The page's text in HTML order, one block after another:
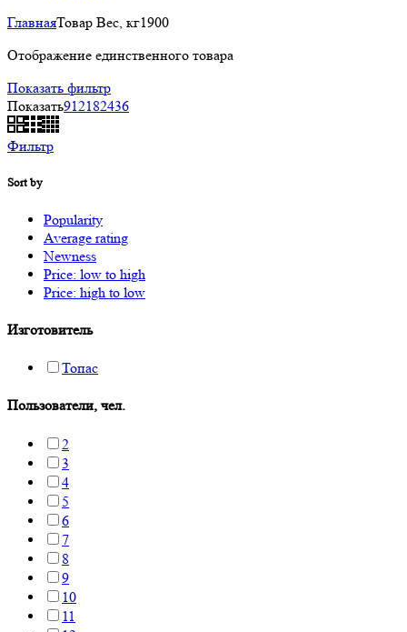
ГлавнаяТовар Вес, кг1900
Отображение единственного товара
Показать фильтр
Показать912182436
Фильтр
Sort by
Popularity
Average rating
Newness
Price: low to high
Price: high to low
Изготовитель
Топас
Пользователи, чел.
2
3
4
5
6
7
8
9
10
11